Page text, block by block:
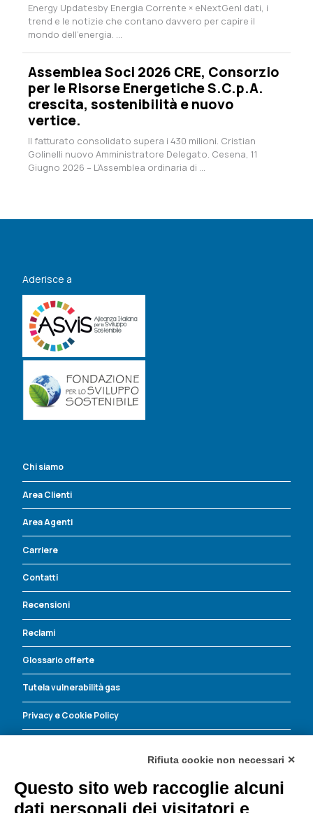
Energy Updatesby Energia Corrente × eNextGenI dati, i
trend e le notizie che contano davvero per capire il
mondo dell’energia. ...
Assemblea Soci 2026 CRE, Consorzio
per le Risorse Energetiche S.C.p.A.
crescita, sostenibilità e nuovo
vertice.
Il fatturato consolidato supera i 430 milioni. Cristian
Golinelli nuovo Amministratore Delegato. Cesena, 11
Giugno 2026 – L’Assemblea ordinaria di ...
Aderisce a
Chi siamo
Area Clienti
Area Agenti
Carriere
Contatti
Recensioni
Reclami
Glossario offerte
Tutela vulnerabilità gas
Privacy e Cookie Policy
Energia Corrente S.r.l.
Dove trovarci
Rifiuta cookie non necessari ✕
Questo sito web raccoglie alcuni
dati personali dei visitatori e